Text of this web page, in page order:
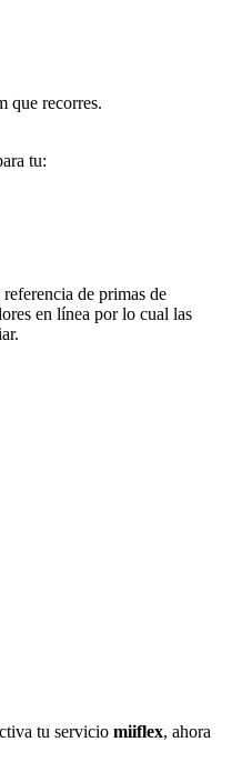
que recorres.
tu:
de primas de
en línea por lo cual las
tu servicio miiflex, ahora